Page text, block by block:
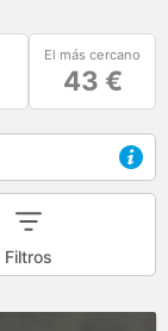
El más cercano
43 €
Filtros